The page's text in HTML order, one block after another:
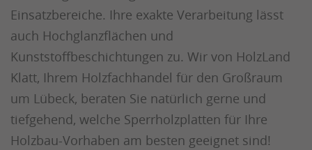
Einsatzbereiche. Ihre exakte Verarbeitung lässt
auch Hochglanzflächen und
Kunststoffbeschichtungen zu. Wir von HolzLand
Klatt, Ihrem Holzfachhandel für den Großraum
um Lübeck, beraten Sie natürlich gerne und
tiefgehend, welche Sperrholzplatten für Ihre
Holzbau-Vorhaben am besten geeignet sind!